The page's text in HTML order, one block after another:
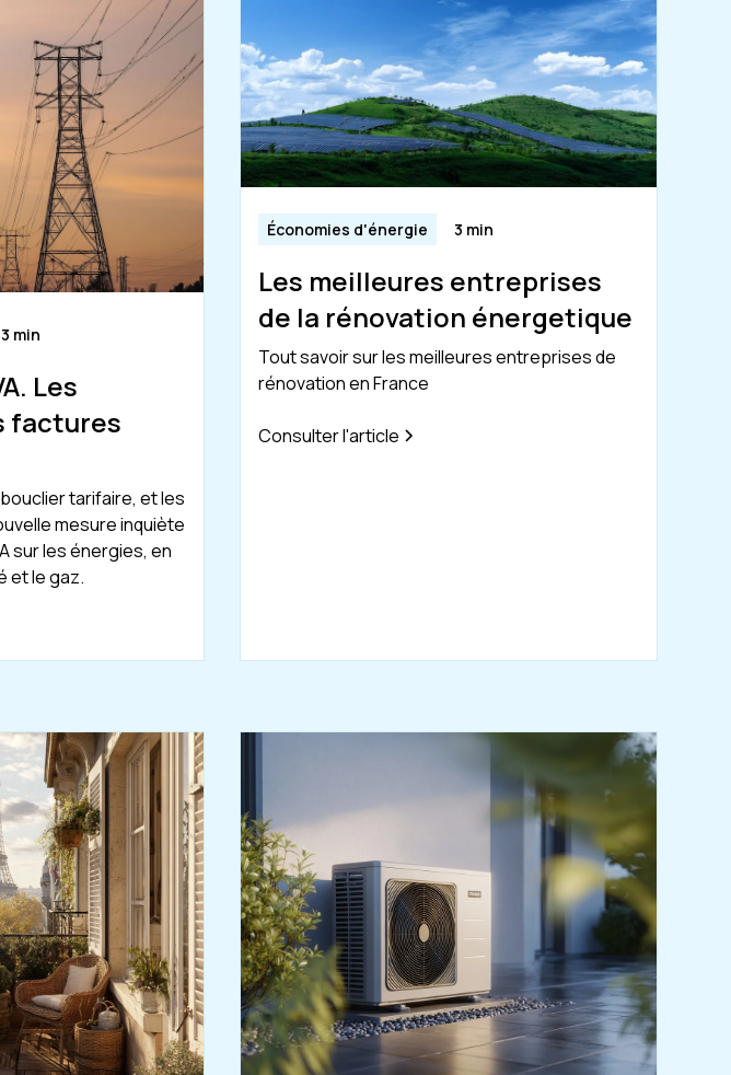
3 min
Les
factures
tarifaire, et les
mesure inquiète
sur les énergies, en
et le gaz.
Économies d'énergie 3 min
Les meilleures entreprises
de la rénovation énergetique
Tout savoir sur les meilleures entreprises de
rénovation en France
Consulter l'article